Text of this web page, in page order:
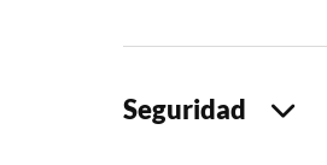
Seguridad